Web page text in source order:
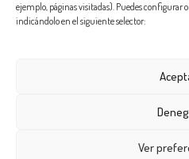
ejemplo, páginas visitadas). Puedes configurar
indicándolo en el siguiente selector:
Ver
© Clínica Salud Estética – Dr.